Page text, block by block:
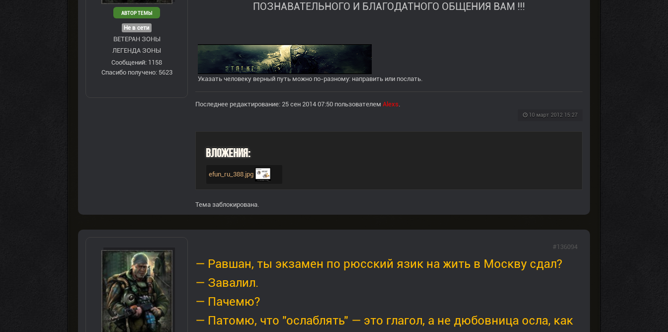
АВТОР ТЕМЫ
Не в сети
ВЕТЕРАН ЗOНЫ
ЛЕГЕНДА ЗОНЫ
Сообщений: 1158
Спасибо получено: 5623
ПОЗНАВАТЕЛЬНОГО И БЛАГОДАТНОГО ОБЩЕНИЯ ВАМ !!!
Указать человеку верный путь можно по-разному: направить или послать.
Последнее редактирование: 25 сен 2014 07:50 пользователем Alexs.
10 март 2012 15:27
Вложения:
efun_ru_388.jpg
Тема заблокирована.
— Равшан, ты экзамен по рюсский язик на жить в Москву сдал?
— Завалил.
— Пачемю?
— Патомю, что "ослаблять" — это глагол, а не дюбовница осла, как
#136094